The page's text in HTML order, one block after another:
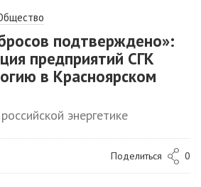
подтверждено»:
предприятий СГК
в Красноярском
энергетике
Поделиться 0